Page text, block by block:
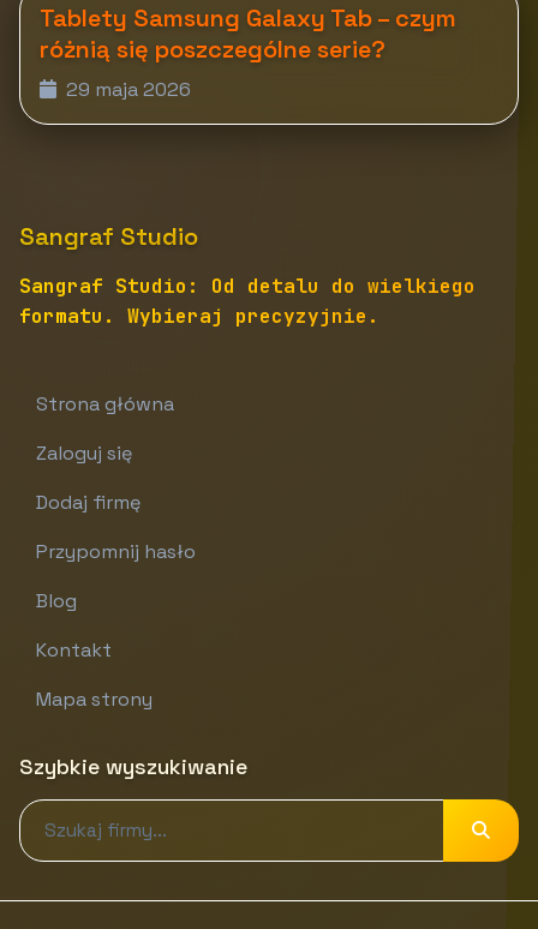
Tablety Samsung Galaxy Tab – czym
różnią się poszczególne serie?
29 maja 2026
Sangraf Studio
Sangraf Studio: Od detalu do wielkiego
formatu. Wybieraj precyzyjnie.
Strona główna
Zaloguj się
Dodaj firmę
Przypomnij hasło
Blog
Kontakt
Mapa strony
Szybkie wyszukiwanie